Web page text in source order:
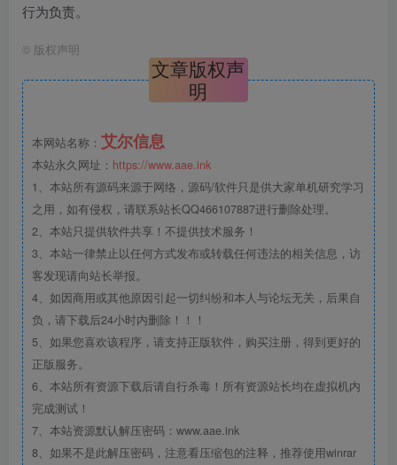
行为负责。
© 版权声明
文章版权声
明
本网站名称： 艾尔信息
本站永久网址： https://www.aae.ink
1、本站所有源码来源于网络，源码/软件只是供大家单机研究学习
之用，如有侵权，请联系站长QQ466107887进行删除处理。
2、本站只提供软件共享！不提供技术服务！
3、本站一律禁止以任何方式发布或转载任何违法的相关信息，访
客发现请向站长举报。
4、如因商用或其他原因引起一切纠纷和本人与论坛无关，后果自
负，请下载后24小时内删除！！！
5、如果您喜欢该程序，请支持正版软件，购买注册，得到更好的
正版服务。
6、本站所有资源下载后请自行杀毒！所有资源站长均在虚拟机内
完成测试！
7、本站资源默认解压密码：www.aae.ink
8、如果不是此解压密码，注意看压缩包的注释，推荐使用winrar